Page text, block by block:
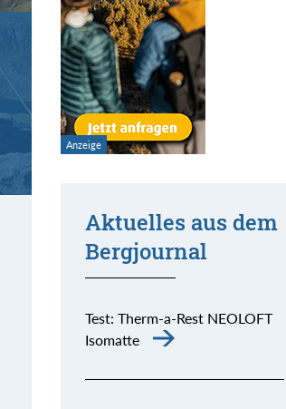
Aktuelles aus dem
Bergjournal
Test: Therm-a-Rest NEOLOFT
Isomatte